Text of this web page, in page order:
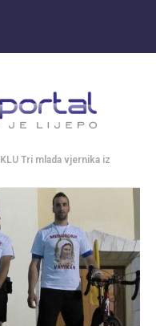
Tri mlada vjernika iz